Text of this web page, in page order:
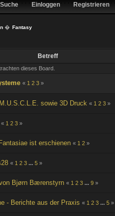
Suche Einloggen Registrieren
� Fantasy
Betreff
dieses Board.
« 1 2 3 »
sowie 3D Druck « 1 2 3 »
« 1 2 3 »
ist erschienen « 1 2 »
« 1 2 3 ...5 »
Bjørn Bærenstyrn « 1 2 3 ...9 »
- Berichte aus der Praxis « 1 2 3 ...5 »